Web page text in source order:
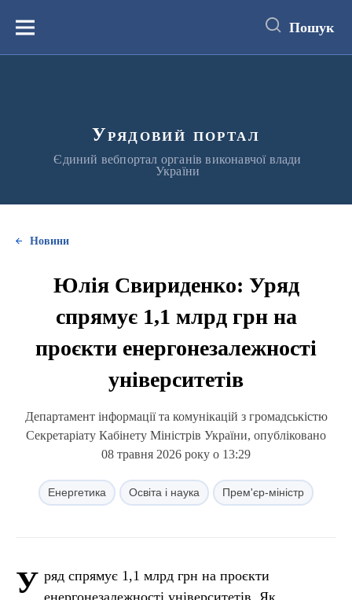
вмістуМеню Пошук
Урядовий портал
Єдиний вебпортал органів виконавчої влади
України
Новини
Юлія Свириденко: Уряд
спрямує 1,1 млрд грн на
проєкти енергонезалежності
університетів
Департамент інформації та комунікацій з громадськістю
Секретаріату Кабінету Міністрів України, опубліковано
08 травня 2026 року о 13:29
Енергетика Освіта і наука Прем'єр-міністр
У ряд спрямує 1,1 млрд грн на проєкти
енергонезалежності університетів. Як